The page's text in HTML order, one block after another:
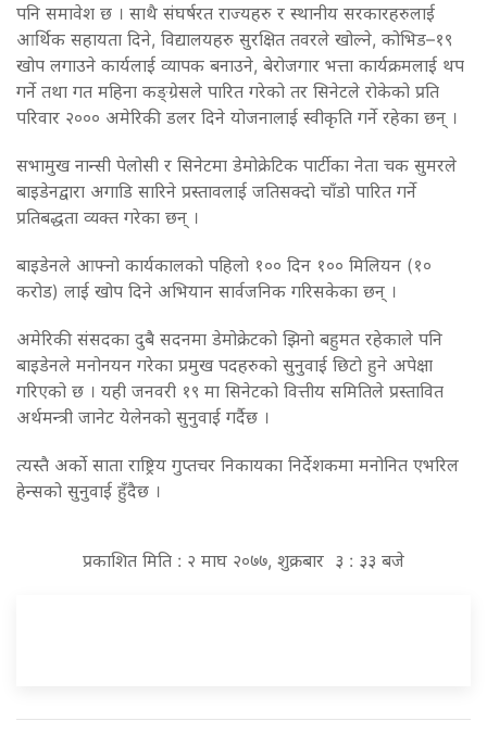
पनि समावेश छ । साथै संघर्षरत राज्यहरु र स्थानीय सरकारहरुलाई
आर्थिक सहायता दिने, विद्यालयहरु सुरक्षित तवरले खोल्ने, कोभिड–१९
खोप लगाउने कार्यलाई व्यापक बनाउने, बेरोजगार भत्ता कार्यक्रमलाई थप
गर्ने तथा गत महिना कङ्ग्रेसले पारित गरेको तर सिनेटले रोकेको प्रति
परिवार २००० अमेरिकी डलर दिने योजनालाई स्वीकृति गर्ने रहेका छन् ।
सभामुख नान्सी पेलोसी र सिनेटमा डेमोक्रेटिक पार्टीका नेता चक सुमरले
बाइडेनद्वारा अगाडि सारिने प्रस्तावलाई जतिसक्दो चाँडो पारित गर्ने
प्रतिबद्धता व्यक्त गरेका छन् ।
बाइडेनले आफ्नो कार्यकालको पहिलो १०० दिन १०० मिलियन (१०
करोड) लाई खोप दिने अभियान सार्वजनिक गरिसकेका छन् ।
अमेरिकी संसदका दुबै सदनमा डेमोक्रेटको झिनो बहुमत रहेकाले पनि
बाइडेनले मनोनयन गरेका प्रमुख पदहरुको सुनुवाई छिटो हुने अपेक्षा
गरिएको छ । यही जनवरी १९ मा सिनेटको वित्तीय समितिले प्रस्तावित
अर्थमन्त्री जानेट येलेनको सुनुवाई गर्दैछ ।
त्यस्तै अर्को साता राष्ट्रिय गुप्तचर निकायका निर्देशकमा मनोनित एभरिल
हेन्सको सुनुवाई हुँदैछ ।
प्रकाशित मिति : २ माघ २०७७, शुक्रबार ३ : ३३ बजे